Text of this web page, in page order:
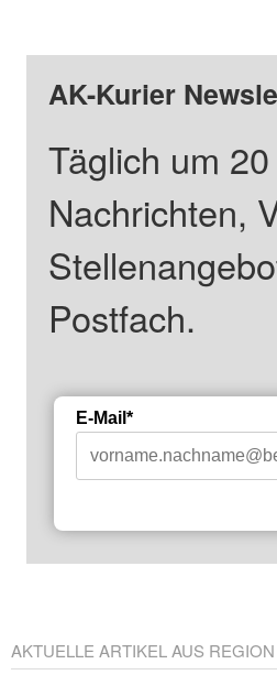
AK-Kurier
Täglich um
Nachrichten,
Postfach.
E-Mail*
AKTUELLE ARTIKEL AUS REGION